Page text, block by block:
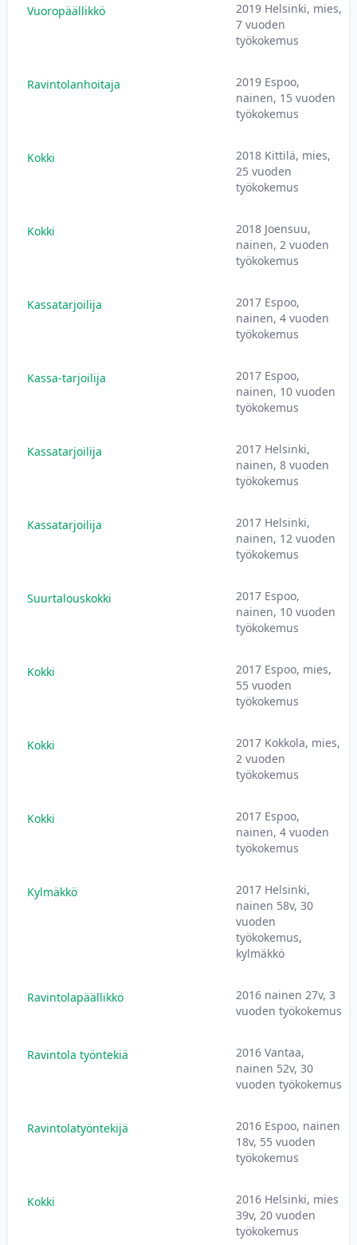
Vuoropäällikkö
2019 Helsinki, mies,
7 vuoden
työkokemus
Ravintolanhoitaja
2019 Espoo,
nainen, 15 vuoden
työkokemus
Kokki
2018 Kittilä, mies,
25 vuoden
työkokemus
Kokki
2018 Joensuu,
nainen, 2 vuoden
työkokemus
Kassatarjoilija
2017 Espoo,
nainen, 4 vuoden
työkokemus
Kassa-tarjoilija
2017 Espoo,
nainen, 10 vuoden
työkokemus
Kassatarjoilija
2017 Helsinki,
nainen, 8 vuoden
työkokemus
Kassatarjoilija
2017 Helsinki,
nainen, 12 vuoden
työkokemus
Suurtalouskokki
2017 Espoo,
nainen, 10 vuoden
työkokemus
Kokki
2017 Espoo, mies,
55 vuoden
työkokemus
Kokki
2017 Kokkola, mies,
2 vuoden
työkokemus
Kokki
2017 Espoo,
nainen, 4 vuoden
työkokemus
Kylmäkkö
2017 Helsinki,
nainen 58v, 30
vuoden
työkokemus,
kylmäkkö
Ravintolapäällikkö
2016 nainen 27v, 3
vuoden työkokemus
Ravintola työntekiä
2016 Vantaa,
nainen 52v, 30
vuoden työkokemus
Ravintolatyöntekijä
2016 Espoo, nainen
18v, 55 vuoden
työkokemus
Kokki
2016 Helsinki, mies
39v, 20 vuoden
työkokemus